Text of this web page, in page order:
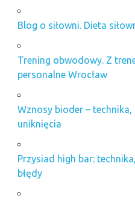
Blog o siłowni. Dieta
Trening obwodowy. Z
personalne Wrocław
Wznosy bioder – technika,
uniknięcia
Przysiad high bar:
błędy